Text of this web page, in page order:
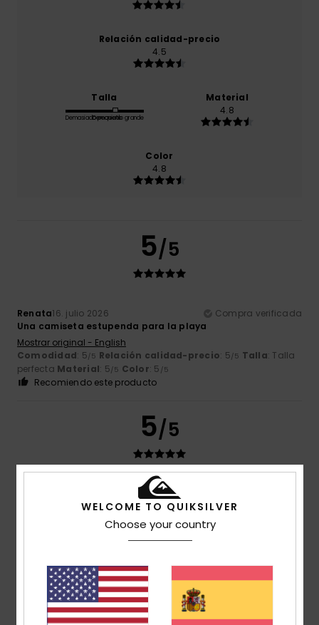
Relación calidad-precio
4.5
Talla
Demasiado pequeño
Demasiado grande
Material
4.8
Color
4.8
5/5
Renata16. julio 2026
Compra verificada
Una camiseta estupenda para la playa
Mostrar original - English
Comodidad: 5 /5 Relación calidad-precio: 5 /5 Talla: Talla
perfecta Material: 5 /5 Color: 5 /5
Recomiendo este producto
5/5
Perfecto; desde la talla hasta el color
Mostrar original - Français
5
WELCOME TO QUIKSILVER
Choose your country